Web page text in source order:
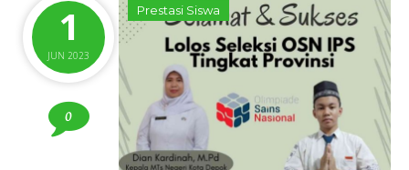
1
JUN 2023
0
Prestasi Siswa